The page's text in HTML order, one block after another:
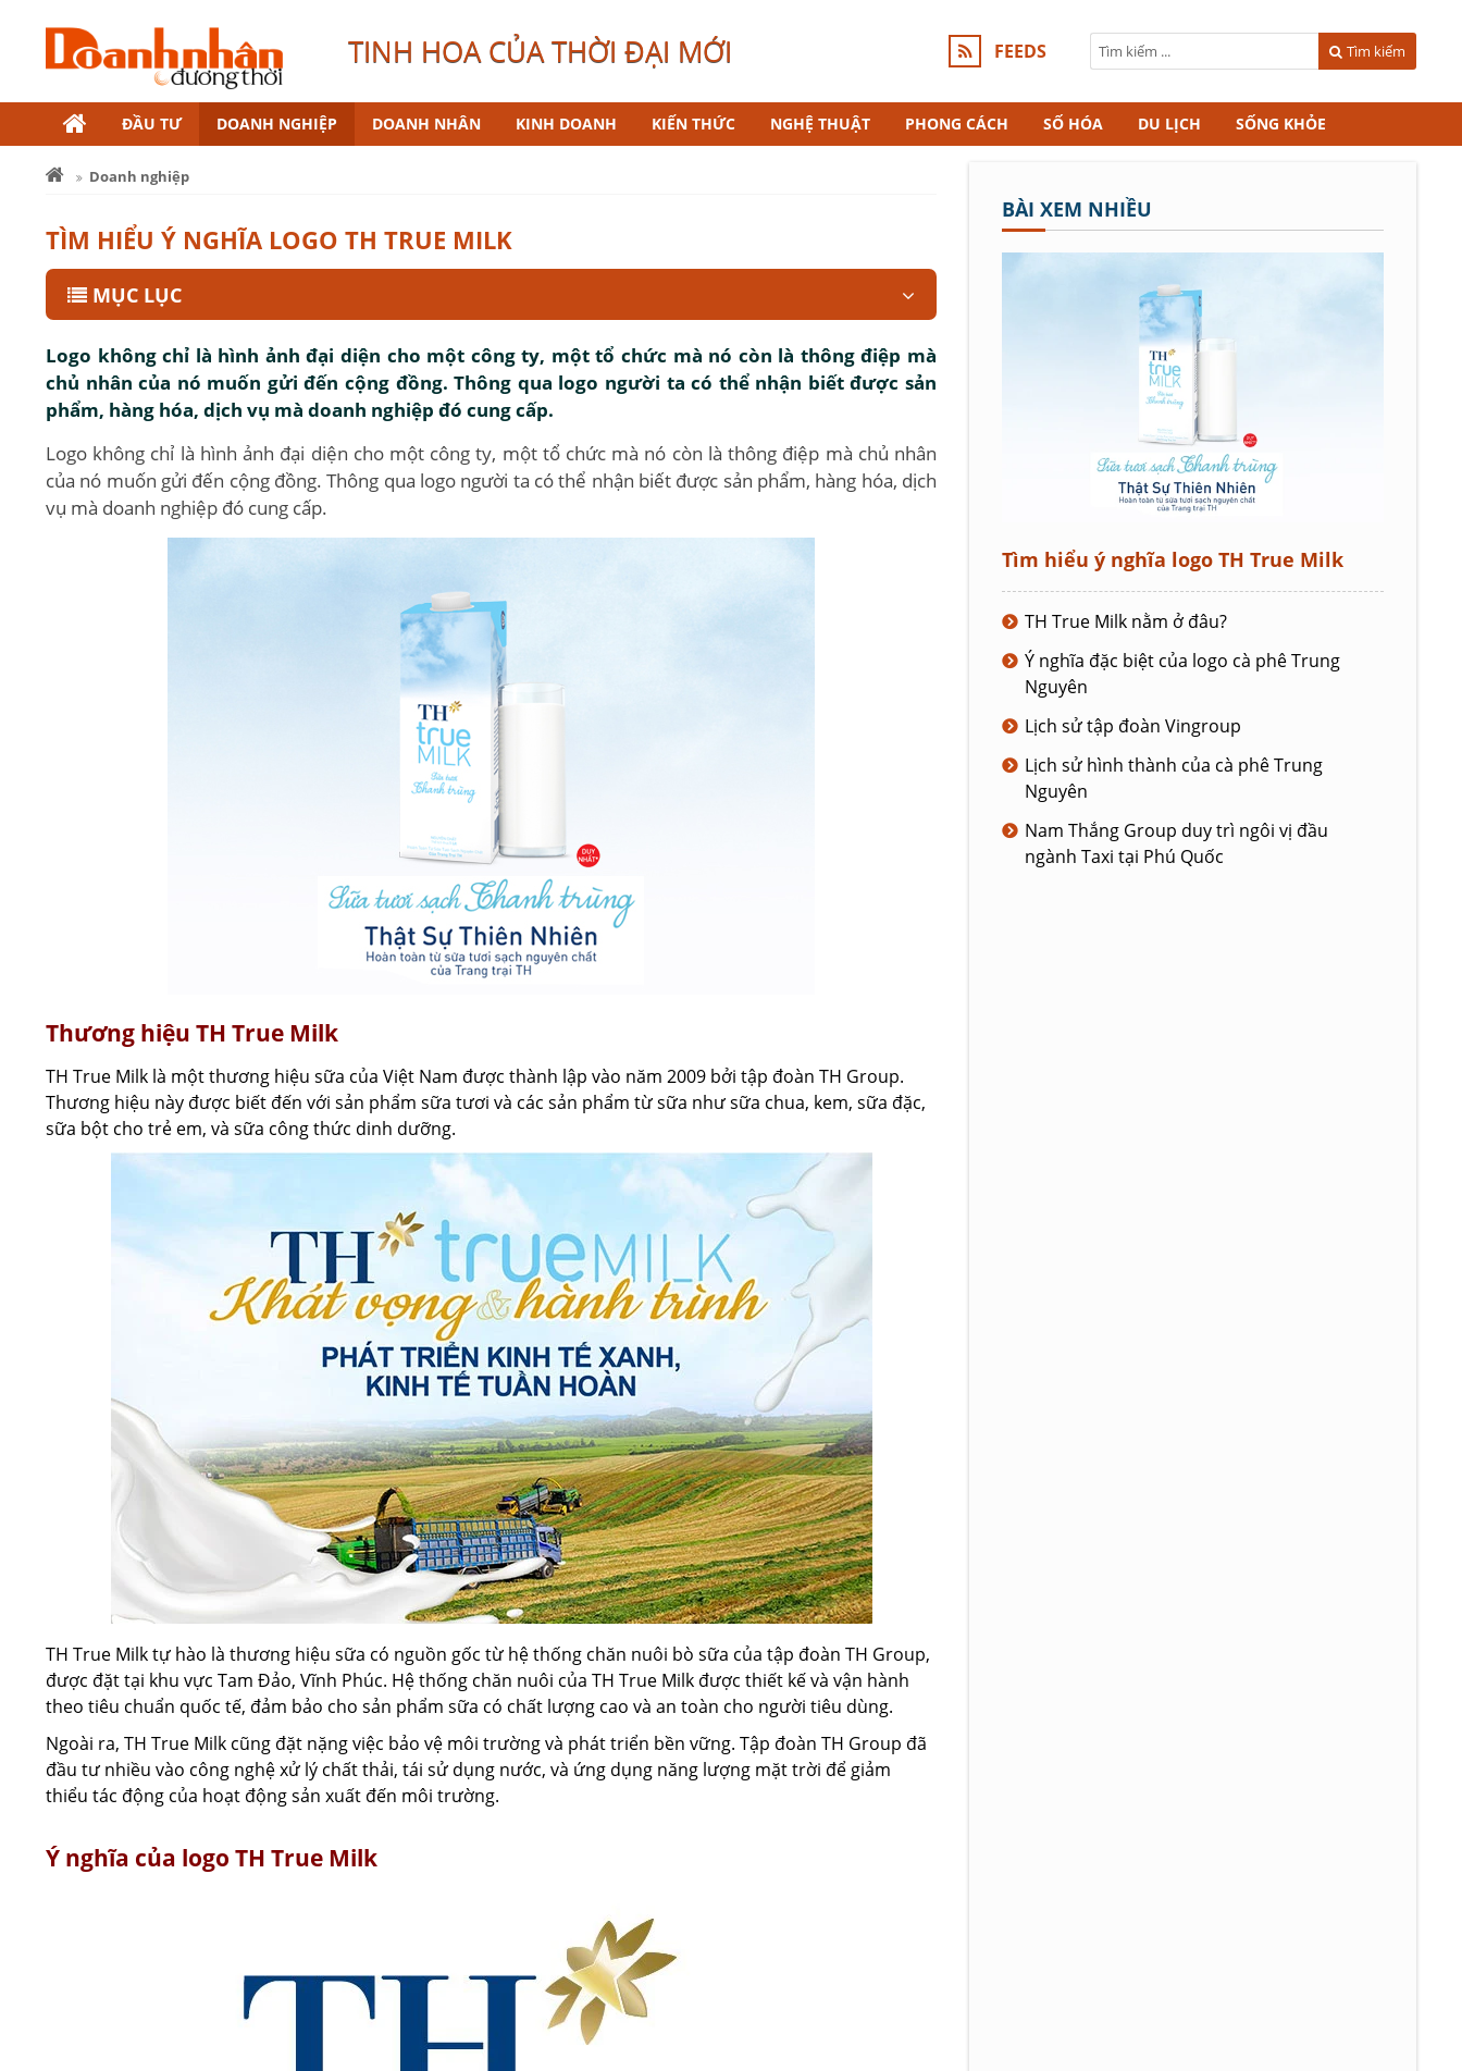
TINH HOA CỦA THỜI ĐẠI MỚI FEEDS Tìm kiếm
ĐẦU TƯ DOANH NGHIỆP DOANH NHÂN KINH DOANH KIẾN THỨC NGHỆ THUẬT PHONG CÁCH SỐ HÓA DU LỊCH SỐNG KHỎE
Doanh nghiệp
TÌM HIỂU Ý NGHĨA LOGO TH TRUE MILK
MỤC LỤC
Logo không chỉ là hình ảnh đại diện cho một công ty, một tổ chức mà nó còn là thông điệp mà
chủ nhân của nó muốn gửi đến cộng đồng. Thông qua logo người ta có thể nhận biết được sản
phẩm, hàng hóa, dịch vụ mà doanh nghiệp đó cung cấp.
Logo không chỉ là hình ảnh đại diện cho một công ty, một tổ chức mà nó còn là thông điệp mà chủ nhân
của nó muốn gửi đến cộng đồng. Thông qua logo người ta có thể nhận biết được sản phẩm, hàng hóa, dịch
vụ mà doanh nghiệp đó cung cấp.
Thương hiệu TH True Milk
TH True Milk là một thương hiệu sữa của Việt Nam được thành lập vào năm 2009 bởi tập đoàn TH Group.
Thương hiệu này được biết đến với sản phẩm sữa tươi và các sản phẩm từ sữa như sữa chua, kem, sữa đặc,
sữa bột cho trẻ em, và sữa công thức dinh dưỡng.
TH True Milk tự hào là thương hiệu sữa có nguồn gốc từ hệ thống chăn nuôi bò sữa của tập đoàn TH Group,
được đặt tại khu vực Tam Đảo, Vĩnh Phúc. Hệ thống chăn nuôi của TH True Milk được thiết kế và vận hành
theo tiêu chuẩn quốc tế, đảm bảo cho sản phẩm sữa có chất lượng cao và an toàn cho người tiêu dùng.
Ngoài ra, TH True Milk cũng đặt nặng việc bảo vệ môi trường và phát triển bền vững. Tập đoàn TH Group đã
đầu tư nhiều vào công nghệ xử lý chất thải, tái sử dụng nước, và ứng dụng năng lượng mặt trời để giảm
thiểu tác động của hoạt động sản xuất đến môi trường.
Ý nghĩa của logo TH True Milk
BÀI XEM NHIỀU
Tìm hiểu ý nghĩa logo TH True Milk
TH True Milk nằm ở đâu?
Ý nghĩa đặc biệt của logo cà phê Trung
Nguyên
Lịch sử tập đoàn Vingroup
Lịch sử hình thành của cà phê Trung
Nguyên
Nam Thắng Group duy trì ngôi vị đầu
ngành Taxi tại Phú Quốc